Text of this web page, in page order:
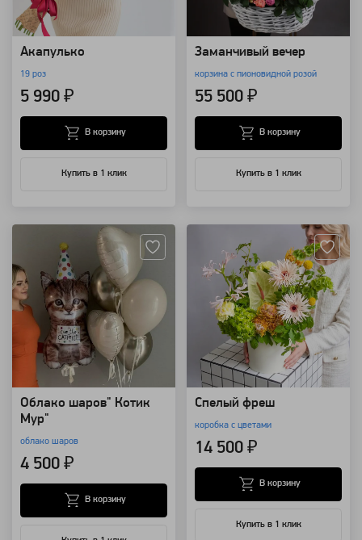
Акапулько
19 роз
5 990 ₽
Купить в 1 клик
В корзину
Заманчивый вечер
корзина с пионовидной розой
55 500 ₽
Купить в 1 клик
В корзину
Облако шаров" Котик
Мур"
облако шаров
4 500 ₽
В корзину
Спелый фреш
коробка с цветами
14 500 ₽
Купить в 1 клик
В корзину